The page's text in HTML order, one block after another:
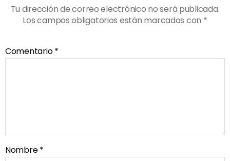
Tu dirección de correo electrónico no será publicada.
Los campos obligatorios están marcados con *
Comentario*
Nombre*